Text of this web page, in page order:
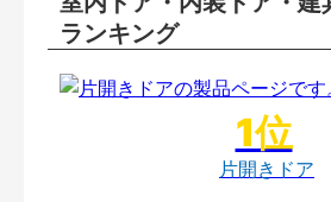
ランキング
片開きドア